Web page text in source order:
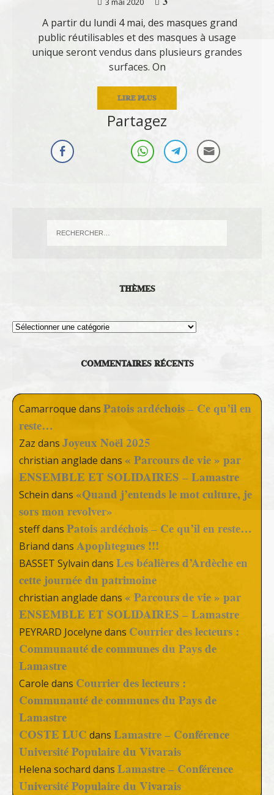
A partir du lundi 4 mai, des masques grand
public réutilisables et des masques à usage
unique seront vendus dans plusieurs grandes
surfaces. On
LIRE PLUS
Partagez
THÈMES
Thèmes
COMMENTAIRES RÉCENTS
Camarroque dans Patois ardéchois – Ce qu’il en
reste…
Zaz dans Joyeux Noël 2025
christian anglade dans « Parcours de vie » par
ENSEMBLE ET SOLIDAIRES – Lamastre
Schein dans «Quand j’entends le mot culture, je
sors mon revolver»
steffdans Patois ardéchois – Ce qu’il en reste…
Briand dans Apophtegmes !!!
BASSET Sylvain dans Les béalières d’Ardèche en
cette journée du patrimoine
christian anglade dans « Parcours de vie » par
ENSEMBLE ET SOLIDAIRES – Lamastre
PEYRARD Jocelyne dans Courrier des lecteurs :
Communauté de communes du Pays de
Lamastre
Carole dans Courrier des lecteurs :
Communauté de communes du Pays de
Lamastre
COSTE LUC dans Lamastre – Conférence
Université Populaire du Vivarais
Helena sochard dans Lamastre – Conférence
Université Populaire du Vivarais